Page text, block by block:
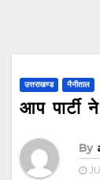
उत्तराखण्ड नैनीताल
आप पार्टी
By